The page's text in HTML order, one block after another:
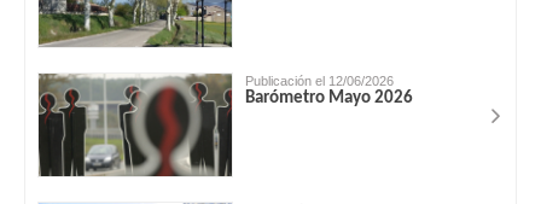
Publicación el 12/06/2026
Barómetro Mayo 2026